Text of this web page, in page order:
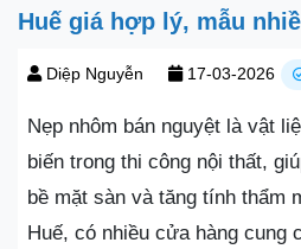
Huế giá hợp lý, mẫu
Diệp Nguyễn 17-03-2026
Nẹp nhôm bán nguyệt là vật
biến trong thi công nội thất,
bề mặt sàn và tăng tính thẩm
Huế, có nhiều cửa hàng cung